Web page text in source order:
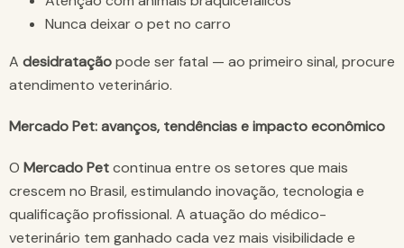
Nunca deixar o pet no carro
A desidrataçãopode ser fatal — ao primeiro sinal, procure
atendimento veterinário.
Mercado Pet: avanços, tendências e impacto econômico
O Mercado Petcontinua entre os setores que mais
crescem no Brasil, estimulando inovação, tecnologia e
qualificação profissional. A atuação do médico-
veterinário tem ganhado cada vez mais visibilidade e